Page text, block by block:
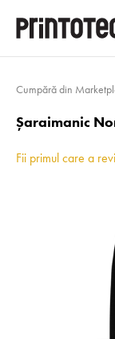
Cumpără din
Șaraimanic
Fii primul care a